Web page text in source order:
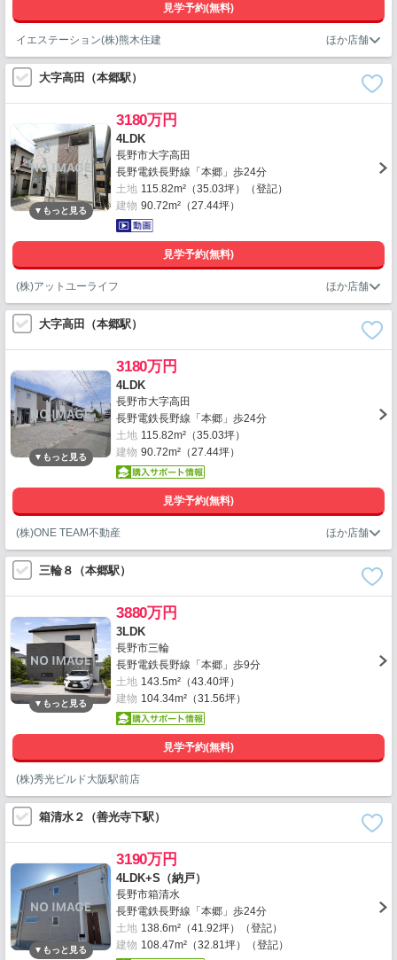
見学予約(無料)
イエステーション(株)熊木住建
大字高田（本郷駅）
3180万円
4LDK
長野市大字高田
長野電鉄長野線「本郷」歩24分
土地 115.82m²（35.03坪）（登記）
建物 90.72m²（27.44坪）
見学予約(無料)
(株)アットユーライフ
大字高田（本郷駅）
3180万円
4LDK
長野市大字高田
長野電鉄長野線「本郷」歩24分
土地 115.82m²（35.03坪）
建物 90.72m²（27.44坪）
見学予約(無料)
(株)ONE TEAM不動産
三輪８（本郷駅）
3880万円
3LDK
長野市三輪
長野電鉄長野線「本郷」歩9分
土地 143.5m²（43.40坪）
建物 104.34m²（31.56坪）
見学予約(無料)
(株)秀光ビルド大阪駅前店
箱清水２（善光寺下駅）
3190万円
4LDK+S（納戸）
長野市箱清水
長野電鉄長野線「本郷」歩24分
土地 138.6m²（41.92坪）（登記）
建物 108.47m²（32.81坪）（登記）